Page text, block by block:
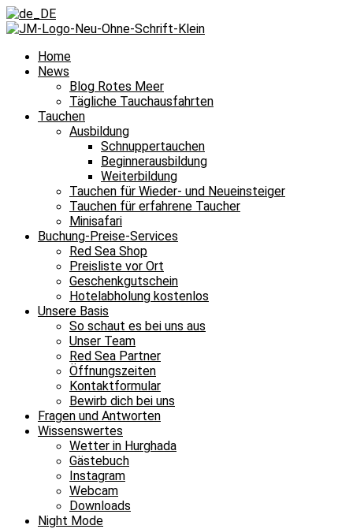
Home
News
Blog Rotes Meer
Tägliche Tauchausfahrten
Tauchen
Ausbildung
Schnuppertauchen
Beginnerausbildung
Weiterbildung
Tauchen für Wieder- und Neueinsteiger
Tauchen für erfahrene Taucher
Minisafari
Buchung-Preise-Services
Red Sea Shop
Preisliste vor Ort
Geschenkgutschein
Hotelabholung kostenlos
Unsere Basis
So schaut es bei uns aus
Unser Team
Red Sea Partner
Öffnungszeiten
Kontaktformular
Bewirb dich bei uns
Fragen und Antworten
Wissenswertes
Wetter in Hurghada
Gästebuch
Instagram
Webcam
Downloads
Night Mode